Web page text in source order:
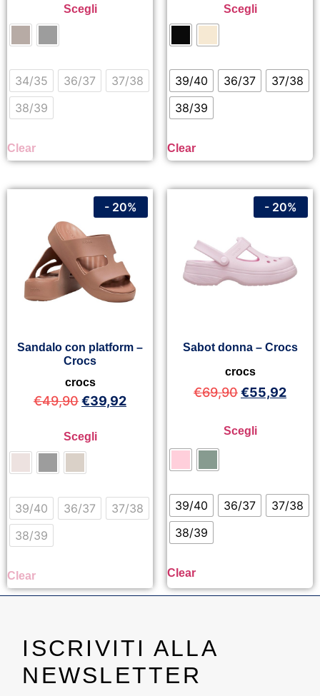
Scegli
34/35 36/37
37/38
38/39
Clear
Scegli
39/40 36/37
37/38
38/39
Clear
Sandalo con platform –
Crocs
crocs
€49,90€39,92
Scegli
39/40 36/37
37/38
38/39
Clear
- 20%
Sabot donna – Crocs
crocs
€69,90€55,92
Scegli
39/40 36/37
37/38
38/39
Clear
- 20%
ISCRIVITI ALLA
NEWSLETTER